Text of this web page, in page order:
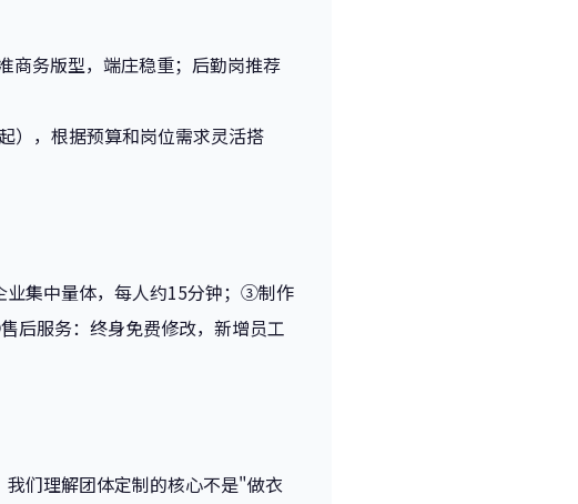
商务版型，端庄稳重；后勤岗推荐
），根据预算和岗位需求灵活搭
集中量体，每人约15分钟；③制作
后服务：终身免费修改，新增员工
们理解团体定制的核心不是"做衣